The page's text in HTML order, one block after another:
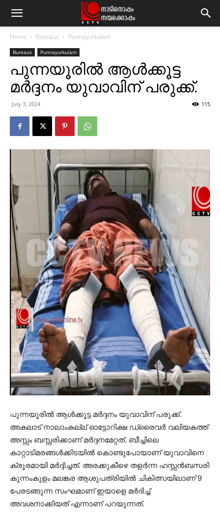
Home Bureaus Punnayurkulam
Bureaus Punnayurkulam
പുന്നയൂരില്‍ ആള്‍ക്കൂട്ട
മര്‍ദ്ദനം യുവാവിന് പരുക്ക്.
July 3, 2024 115
പുന്നയൂരില്‍ ആള്‍ക്കൂട്ട മര്‍ദ്ദനം യുവാവിന് പരുക്ക്.
അകലാട് നാലാംകല്ല് ഓട്ടോറിക്ഷ ഡ്രൈവര്‍ വലിയകത്ത്
അസ്സം ബസ്സരിക്കാണ് മര്‍ദ്ദനമേറ്റത്. ബീച്ചിലെ
കാറ്റാടിമരങ്ങള്‍ക്കിടയില്‍ കൊണ്ടുപോയാണ് യുവാവിനെ
ക്രൂരമായി മര്‍ദ്ദിച്ചത്. അരക്കുകീഴെ തളര്‍ന്ന ഹസ്സന്‍ബസരി
കുന്നംകുളം മലങ്കര ആശുപത്രിയില്‍ ചികിത്സയിലാണ് 9
പേരടങ്ങുന്ന സംഘമാണ് ഇയാളെ മര്‍ദിച്ച്
അവശനാക്കിയത് എന്നാണ് പറയുന്നത്.